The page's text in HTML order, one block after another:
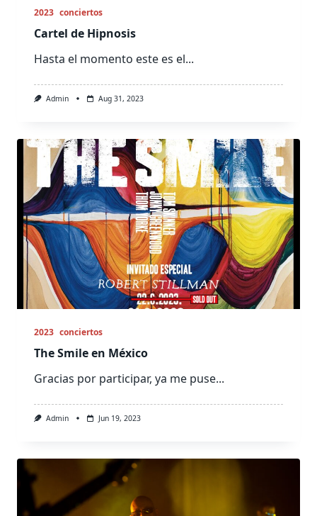
2023 conciertos
Cartel de Hipnosis
Hasta el momento este es el...
Admin Aug 31, 2023
2023 conciertos
The Smile en México
Gracias por participar, ya me puse...
Admin Jun 19, 2023